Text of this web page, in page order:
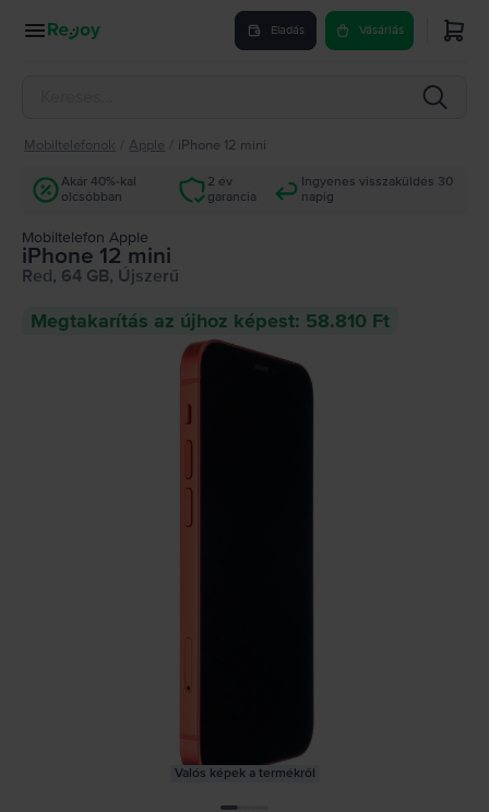
Eladás Vásárlás
Mobiltelefonok Apple iPhone 12 mini
Akár 40%-kal
olcsóbban
2 év
garancia
Ingyenes visszaküldés 30
napig
Mobiltelefon Apple
iPhone 12 mini
Red, 64 GB, Újszerű
Megtakarítás az újhoz képest: 58.810 Ft
Valós képek a termékről